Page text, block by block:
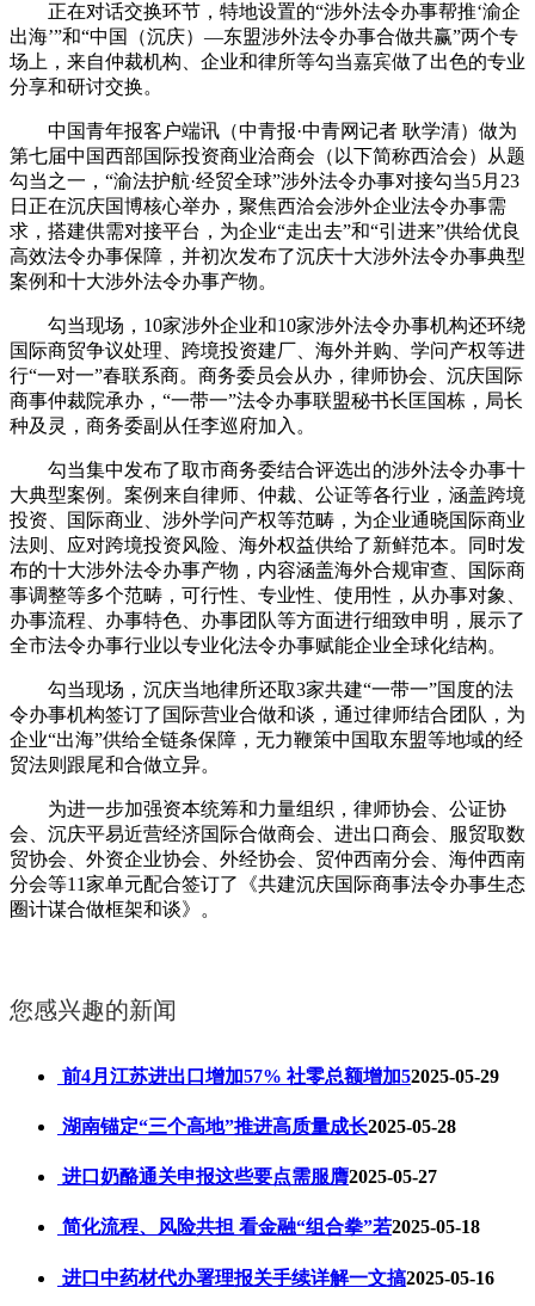
正在对话交换环节，特地设置的“涉外法令办事帮推‘渝企
出海’”和“中国（沉庆）—东盟涉外法令办事合做共赢”两个专
场上，来自仲裁机构、企业和律所等勾当嘉宾做了出色的专业
分享和研讨交换。
中国青年报客户端讯（中青报·中青网记者 耿学清）做为
第七届中国西部国际投资商业洽商会（以下简称西洽会）从题
勾当之一，“渝法护航·经贸全球”涉外法令办事对接勾当5月23
日正在沉庆国博核心举办，聚焦西洽会涉外企业法令办事需
求，搭建供需对接平台，为企业“走出去”和“引进来”供给优良
高效法令办事保障，并初次发布了沉庆十大涉外法令办事典型
案例和十大涉外法令办事产物。
勾当现场，10家涉外企业和10家涉外法令办事机构还环绕
国际商贸争议处理、跨境投资建厂、海外并购、学问产权等进
行“一对一”春联系商。商务委员会从办，律师协会、沉庆国际
商事仲裁院承办，“一带一”法令办事联盟秘书长匡国栋，局长
种及灵，商务委副从任李巡府加入。
勾当集中发布了取市商务委结合评选出的涉外法令办事十
大典型案例。案例来自律师、仲裁、公证等各行业，涵盖跨境
投资、国际商业、涉外学问产权等范畴，为企业通晓国际商业
法则、应对跨境投资风险、海外权益供给了新鲜范本。同时发
布的十大涉外法令办事产物，内容涵盖海外合规审查、国际商
事调整等多个范畴，可行性、专业性、使用性，从办事对象、
办事流程、办事特色、办事团队等方面进行细致申明，展示了
全市法令办事行业以专业化法令办事赋能企业全球化结构。
勾当现场，沉庆当地律所还取3家共建“一带一”国度的法
令办事机构签订了国际营业合做和谈，通过律师结合团队，为
企业“出海”供给全链条保障，无力鞭策中国取东盟等地域的经
贸法则跟尾和合做立异。
为进一步加强资本统筹和力量组织，律师协会、公证协
会、沉庆平易近营经济国际合做商会、进出口商会、服贸取数
贸协会、外资企业协会、外经协会、贸仲西南分会、海仲西南
分会等11家单元配合签订了《共建沉庆国际商事法令办事生态
圈计谋合做框架和谈》。
您感兴趣的新闻
前4月江苏进出口增加57% 社零总额增加52025-05-29
湖南锚定“三个高地”推进高质量成长2025-05-28
进口奶酪通关申报这些要点需服膺2025-05-27
简化流程、风险共担 看金融“组合拳”若2025-05-18
进口中药材代办署理报关手续详解一文搞2025-05-16